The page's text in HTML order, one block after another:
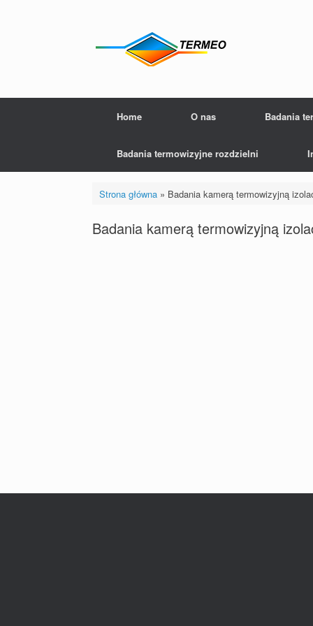
Home O nas Badania
Badania termowizyjne rozdzielni
Strona główna» Badania kamerą termowizyjną
Badania kamerą termowizyjną